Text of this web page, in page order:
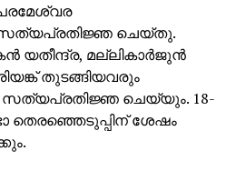
സത്യപ്രതിജ്ഞ ചെയ്തു.
യതീന്ദ്ര, മല്ലികാര്‍ജുന്‍
തുടങ്ങിയവരും
ചെയ്യും. 18-
തെരഞ്ഞെടുപ്പിന് ശേഷം